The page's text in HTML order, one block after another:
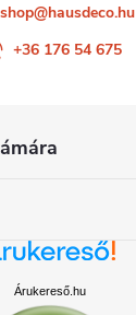
shop@hausdeco.hu
+36 176 54 675
Árukereső.hu